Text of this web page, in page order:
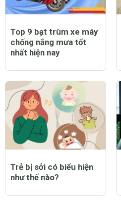
Top 9 bạt trùm xe máy
chống nắng mưa tốt
nhất hiện nay
Trẻ bị sởi có biểu hiện
như thế nào?